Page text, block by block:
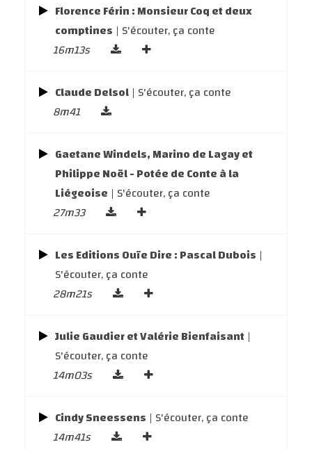
Florence Férin : Monsieur Coq et deux
comptines | S'écouter, ça conte
16m13s
Claude Delsol | S'écouter, ça conte
8m41
Gaetane Windels, Marino de Lagay et
Philippe Noël - Potée de Conte à la
Liégeoise | S'écouter, ça conte
27m33
Les Editions Ouïe Dire : Pascal Dubois |
S'écouter, ça conte
28m21s
Julie Gaudier et Valérie Bienfaisant |
S'écouter, ça conte
14m03s
Cindy Sneessens | S'écouter, ça conte
14m41s